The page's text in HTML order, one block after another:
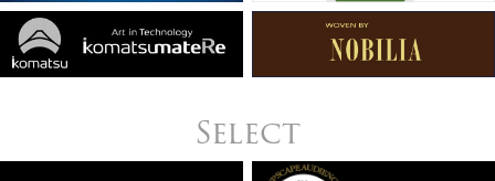
Select